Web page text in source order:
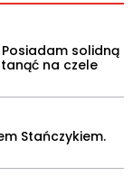
Posiadam solidną
na czele
Stańczykiem.